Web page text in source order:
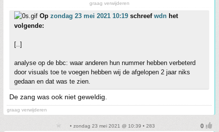
graag verwijderen
Op zondag 23 mei 2021 10:19 schreef wdn het
volgende:
[..]
analyse op de bbc: waar anderen hun nummer hebben verbeterd
door visuals toe te voegen hebben wij de afgelopen 2 jaar niks
gedaan en dat was te zien.
De zang was ook niet geweldig.
graag verwijderen
• zondag 23 mei 2021 @ 10:39 • 283